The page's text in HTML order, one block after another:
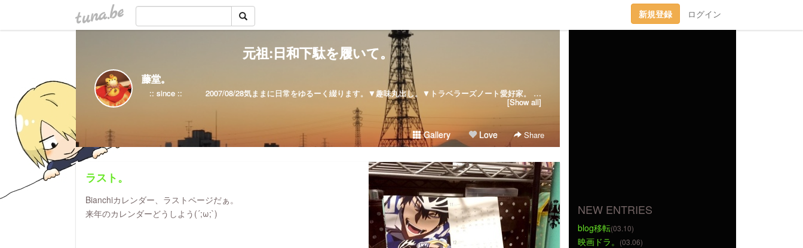
tuna.be 新規登録 ログイン
元祖:日和下駄を履いて。
藤堂。
:: since :: 2007/08/28気ままに日常をゆるーく綴ります。▼趣味丸出し。▼トラベラーズノート愛好家。 →書籍に一部載せていただきました★(奇跡)▼小さいノート活用術▼FLEXNOTEも活用しています。▼他、手帳・文房具大好き。▼2018に都内→田舎に移住。▼プラ板・レジン・手芸などハンドメイドをたまに▼メインはインスタです。
[Show all]
Gallery Love Share
ラスト。
Bianchiカレンダー、ラストページだぁ。
来年のカレンダーどうしよう(´;ω;`)
NEW ENTRIES
blog移転(03.10)
映画ドラ。 (03.06)